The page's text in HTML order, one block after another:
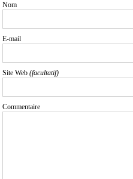
Nom
E-mail
Site Web (facultatif)
Commentaire